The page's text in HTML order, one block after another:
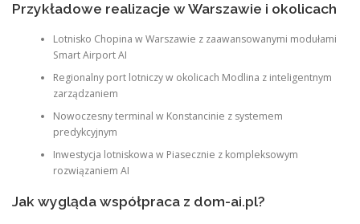
Przykładowe realizacje w Warszawie i okolicach
Lotnisko Chopina w Warszawie z zaawansowanymi modułami
Smart Airport AI
Regionalny port lotniczy w okolicach Modlina z inteligentnym
zarządzaniem
Nowoczesny terminal w Konstancinie z systemem
predykcyjnym
Inwestycja lotniskowa w Piasecznie z kompleksowym
rozwiązaniem AI
Jak wygląda współpraca z dom-ai.pl?